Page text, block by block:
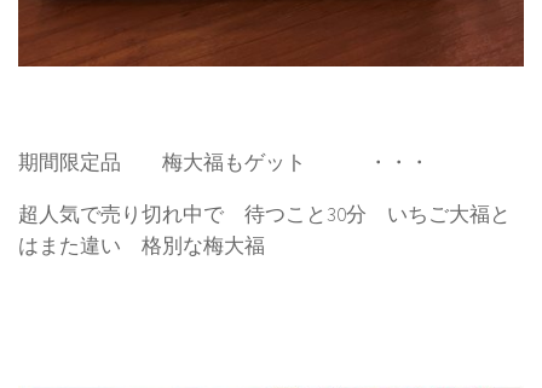
期間限定品 梅大福もゲット ・・・
超人気で売り切れ中で 待つこと30分 いちご大福と
はまた違い 格別な梅大福